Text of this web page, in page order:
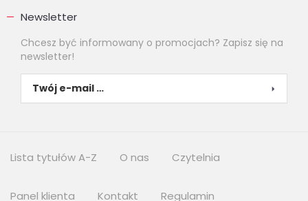
Newsletter
Chcesz być informowany o promocjach? Zapisz się na
newsletter!
Lista tytułów A-Z O nas Czytelnia
Panel klienta Kontakt Regulamin